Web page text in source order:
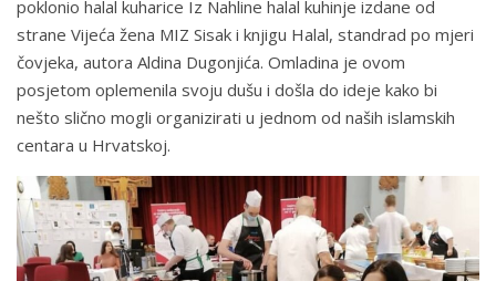
poklonio halal kuharice Iz Nahline halal kuhinje izdane od
strane Vijeća žena MIZ Sisak i knjigu Halal, standrad po mjeri
čovjeka, autora Aldina Dugonjića. Omladina je ovom
posjetom oplemenila svoju dušu i došla do ideje kako bi
nešto slično mogli organizirati u jednom od naših islamskih
centara u Hrvatskoj.